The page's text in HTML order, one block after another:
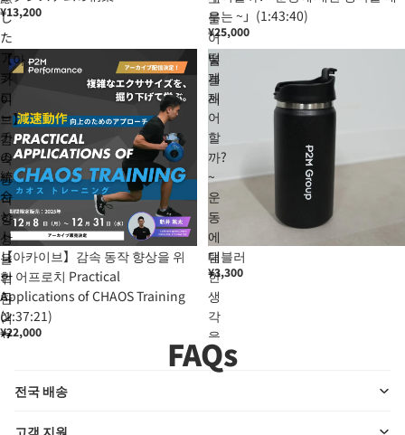
し
た
ア
プ
ロ
ー
チ
の
統
合
と
ト
レ
ー
ニ
ン
グ
¥13,200
를
어
떻
게
제
어
할
까?
~
운
동
에
대
한
생
각
을
배
우
우는 ~」(1:43:40)
¥25,000
【아
카
이
브】
감
속
동
작
향
상
을
위
한
어
프
Practical
【아카이브】감속 동작 향상을 위
한 어프로치 Practical
Applications of CHAOS Training
(1:37:21)
¥22,000
텀
블
러
텀블러
¥3,300
FAQs
전국 배송
고객 지원